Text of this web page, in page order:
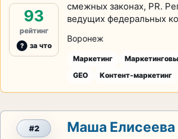
93
рейтинг
за что
смежных законах, PR.
ведущих федеральных
Воронеж
Маркетинг
GEO
Контент-маркетинг
#2 Маша Елисеева